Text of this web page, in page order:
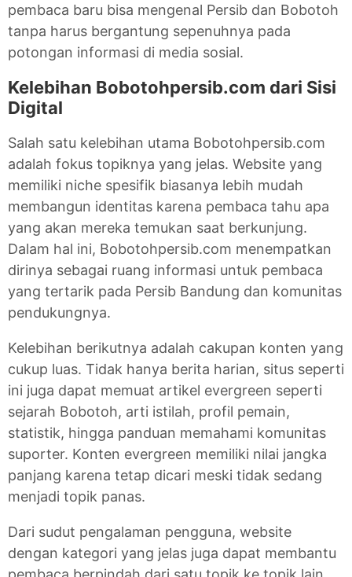
pembaca baru bisa mengenal Persib dan Bobotoh
tanpa harus bergantung sepenuhnya pada
potongan informasi di media sosial.
Kelebihan Bobotohpersib.com dari Sisi
Digital
Salah satu kelebihan utama Bobotohpersib.com
adalah fokus topiknya yang jelas. Website yang
memiliki niche spesifik biasanya lebih mudah
membangun identitas karena pembaca tahu apa
yang akan mereka temukan saat berkunjung.
Dalam hal ini, Bobotohpersib.com menempatkan
dirinya sebagai ruang informasi untuk pembaca
yang tertarik pada Persib Bandung dan komunitas
pendukungnya.
Kelebihan berikutnya adalah cakupan konten yang
cukup luas. Tidak hanya berita harian, situs seperti
ini juga dapat memuat artikel evergreen seperti
sejarah Bobotoh, arti istilah, profil pemain,
statistik, hingga panduan memahami komunitas
suporter. Konten evergreen memiliki nilai jangka
panjang karena tetap dicari meski tidak sedang
menjadi topik panas.
Dari sudut pengalaman pengguna, website
dengan kategori yang jelas juga dapat membantu